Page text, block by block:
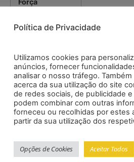
Faixa de
0 … 50 kN
Resolução 5 N
Precisão ±0,05 % FS
gerais
Política de Privacidade
Utilizamos cookies para
anúncios, fornecer
analisar o nosso tráfego.
acerca da sua utilização do site
de redes sociais, de publicidade
podem combinar com outras
forneceu ou recolhidas por estes
partir da sua utilização dos
Opções de Cookies Aceitar Todos